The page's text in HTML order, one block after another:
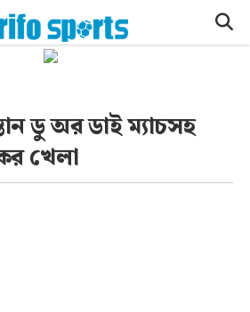
ডু অর ডাই ম্যাচসহ
খেলা